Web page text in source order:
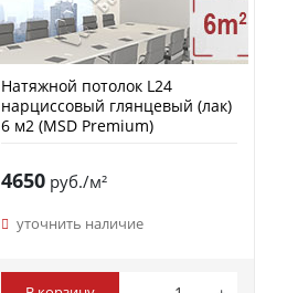
Натяжной потолок L24
нарциссовый глянцевый (лак)
6 м2 (MSD Premium)
4650руб./м²
уточнить наличие